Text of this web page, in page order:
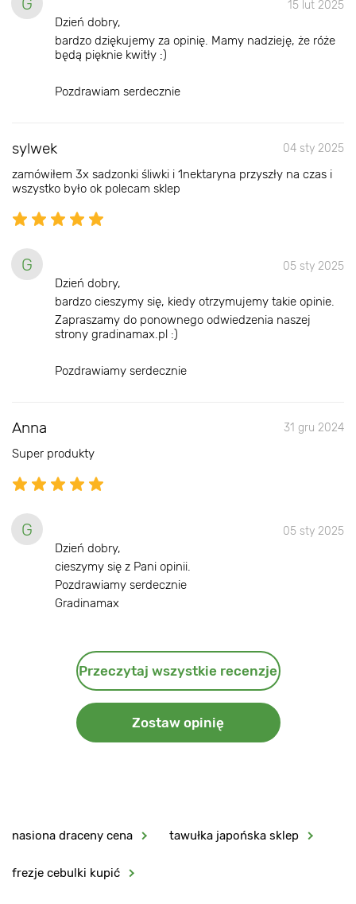
15 lut 2025
Dzień dobry,
bardzo dziękujemy za opinię. Mamy nadzieję, że róże
będą pięknie kwitły :)
Pozdrawiam serdecznie
sylwek 04 sty 2025
zamówiłem 3x sadzonki śliwki i 1nektaryna przyszły na czas i
wszystko było ok polecam sklep
G 05 sty 2025
Dzień dobry,
bardzo cieszymy się, kiedy otrzymujemy takie opinie.
Zapraszamy do ponownego odwiedzenia naszej
strony gradinamax.pl :)
Pozdrawiamy serdecznie
Anna 31 gru 2024
Super produkty
G 05 sty 2025
Dzień dobry,
cieszymy się z Pani opinii.
Pozdrawiamy serdecznie
Gradinamax
Przeczytaj wszystkie recenzje
Zostaw opinię
nasiona draceny cena tawułka japońska sklep
frezje cebulki kupić